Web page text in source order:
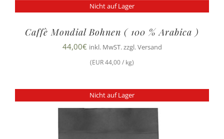
Nicht auf Lager
Caffè Mondial Bohnen ( 100 % Arabica )
44,00€ inkl. MwST. zzgl. Versand
(EUR 44,00 / kg)
Nicht auf Lager